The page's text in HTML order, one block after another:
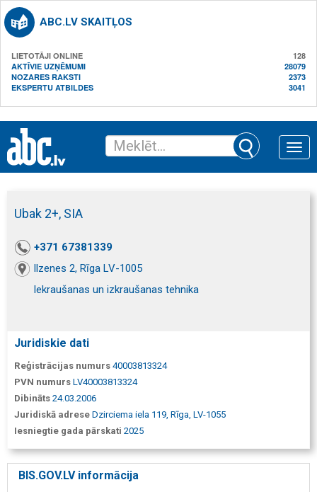
ABC.LV SKAITĻOS
LIETOTĀJI ONLINE
128
AKTĪVIE UZŅĒMUMI
28079
NOZARES RAKSTI
2373
EKSPERTU ATBILDES
3041
Toggle
Ubak 2+, SIA
+371 67381339
Ilzenes 2, Rīga LV-1005
Iekraušanas un izkraušanas tehnika
Juridiskie dati
Reģistrācijas numurs 40003813324
PVN numurs LV40003813324
Dibināts 24.03.2006
Juridiskā adrese Dzirciema iela 119, Rīga, LV-1055
Iesniegtie gada pārskati 2025
BIS.GOV.LV informācija